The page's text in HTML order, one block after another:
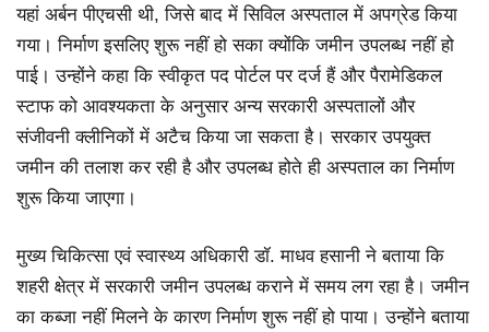
यहां अर्बन पीएचसी थी, जिसे बाद में सिविल अस्पताल में अपग्रेड किया
गया। निर्माण इसलिए शुरू नहीं हो सका क्योंकि जमीन उपलब्ध नहीं हो
पाई। उन्होंने कहा कि स्वीकृत पद पोर्टल पर दर्ज हैं और पैरामेडिकल
स्टाफ को आवश्यकता के अनुसार अन्य सरकारी अस्पतालों और
संजीवनी क्लीनिकों में अटैच किया जा सकता है। सरकार उपयुक्त
जमीन की तलाश कर रही है और उपलब्ध होते ही अस्पताल का निर्माण
शुरू किया जाएगा।
मुख्य चिकित्सा एवं स्वास्थ्य अधिकारी डॉ. माधव हसानी ने बताया कि
शहरी क्षेत्र में सरकारी जमीन उपलब्ध कराने में समय लग रहा है। जमीन
का कब्जा नहीं मिलने के कारण निर्माण शुरू नहीं हो पाया। उन्होंने बताया